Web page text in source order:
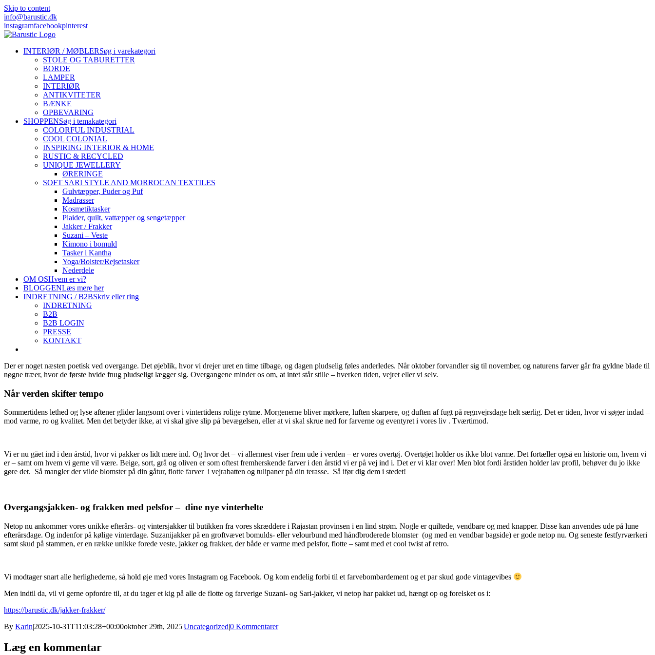
Skip to content
info@barustic.dk
instagramfacebookpinterest
INTERIØR / MØBLERSøg i varekategori
STOLE OG TABURETTER
BORDE
LAMPER
INTERIØR
ANTIKVITETER
BÆNKE
OPBEVARING
SHOPPENSøg i temakategori
COLORFUL INDUSTRIAL
COOL COLONIAL
INSPIRING INTERIOR & HOME
RUSTIC & RECYCLED
UNIQUE JEWELLERY
ØRERINGE
SOFT SARI STYLE AND MORROCAN TEXTILES
Gulvtæpper, Puder og Puf
Madrasser
Kosmetiktasker
Plaider, quilt, vattæpper og sengetæpper
Jakker / Frakker
Suzani – Veste
Kimono i bomuld
Tasker i Kantha
Yoga/Bolster/Rejsetasker
Nederdele
OM OSHvem er vi?
BLOGGENLæs mere her
INDRETNING / B2BSkriv eller ring
INDRETNING
B2B
B2B LOGIN
PRESSE
KONTAKT
Der er noget næsten poetisk ved overgange. Det øjeblik, hvor vi drejer uret en time tilbage, og dagen pludselig føles anderledes. Når oktober forvandler sig til november, og naturens farver går fra gyldne blade til
nøgne træer, hvor de første hvide fnug pludseligt lægger sig. Overgangene minder os om, at intet står stille – hverken tiden, vejret eller vi selv.
Når verden skifter tempo
Sommertidens lethed og lyse aftener glider langsomt over i vintertidens rolige rytme. Morgenerne bliver mørkere, luften skarpere, og duften af fugt på regnvejrsdage helt særlig. Det er tiden, hvor vi søger indad –
mod varme, ro og kvalitet. Men det betyder ikke, at vi skal give slip på bevægelsen, eller at vi skal skrue ned for farverne og eventyret i vores liv . Tværtimod.
Vi er nu gået ind i den årstid, hvor vi pakker os lidt mere ind. Og hvor det – vi allermest viser frem ude i verden – er vores overtøj. Overtøjet holder os ikke blot varme. Det fortæller også en historie om, hvem vi
er – samt om hvem vi gerne vil være. Beige, sort, grå og oliven er som oftest fremherskende farver i den årstid vi er på vej ind i. Det er vi klar over! Men blot fordi årstiden holder lav profil, behøver du jo ikke
gøre det. Så mangler der vilde blomster på din gåtur, flotte farver i vejrabatten og tulipaner på din terasse. Så ifør dig dem i stedet!
Overgangsjakken- og frakken med pelsfor – dine nye vinterhelte
Netop nu ankommer vores unikke efterårs- og vintersjakker til butikken fra vores skræddere i Rajastan provinsen i en lind strøm. Nogle er quiltede, vendbare og med knapper. Disse kan anvendes ude på lune
efterårsdage. Og indenfor på kølige vinterdage. Suzanijakker på en groftvævet bomulds- eller velourbund med håndbroderede blomster (og med en vendbar bagside) er gode netop nu. Og seneste festfyrværkeri
samt skud på stammen, er en række unikke forede veste, jakker og frakker, der både er varme med pelsfor, flotte – samt med et cool twist af retro.
Vi modtager snart alle herlighederne, så hold øje med vores Instagram og Facebook. Og kom endelig forbi til et farvebombardement og et par skud gode vintagevibes
Men indtil da, vil vi gerne opfordre til, at du tager et kig på alle de flotte og farverige Suzani- og Sari-jakker, vi netop har pakket ud, hængt op og forelsket os i:
https://barustic.dk/jakker-frakker/
By Karin|2025-10-31T11:03:28+00:00oktober 29th, 2025|Uncategorized|0 Kommentarer
Læg en kommentar